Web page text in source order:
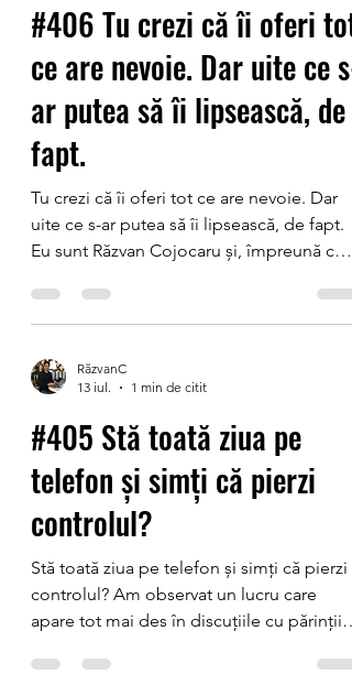
Problema apare atunci când cele două
telefon, jocuri, seriale și un prog
#406 Tu crezi că îi oferi tot
ce are nevoie. Dar uite ce s-
ar putea să îi lipsească, de
fapt.
Tu crezi că îi oferi tot ce are nevoie. Dar
uite ce s-ar putea să îi lipsească, de fapt.
Eu sunt Răzvan Cojocaru și, împreună cu
să-și depășească fricile, nesiguranțele și
blocajele emoționale. Lucrăm lunar cu
sute de copii și adolescenți. Și vă spun un
lucru pe care îl aud foarte des: - „Știe
vorbește, dar în fața altora nu spune
nimic.” - „Învață, dar la test se blochează.”
Și atunci întreba
RăzvanC
13 iul.
1 min de citit
#405 Stă toată ziua pe
telefon și simți că pierzi
controlul?
Stă toată ziua pe telefon și simți că pierzi
controlul? Am observat un lucru care
apare tot mai des în discuțiile cu părinții.
avut ocazia să lucrez cu sute de copii și